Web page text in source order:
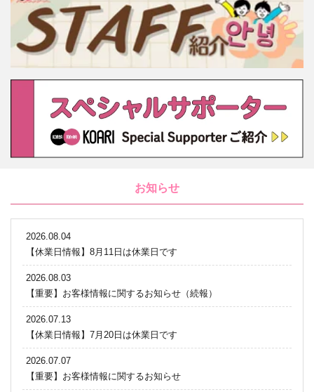
お知らせ
2026.08.04
【休業日情報】8月11日は休業日です
2026.08.03
【重要】お客様情報に関するお知らせ（続報）
2026.07.13
【休業日情報】7月20日は休業日です
2026.07.07
【重要】お客様情報に関するお知らせ